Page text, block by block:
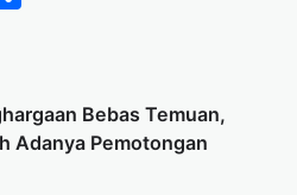
Bebas Temuan,
Adanya Pemotongan